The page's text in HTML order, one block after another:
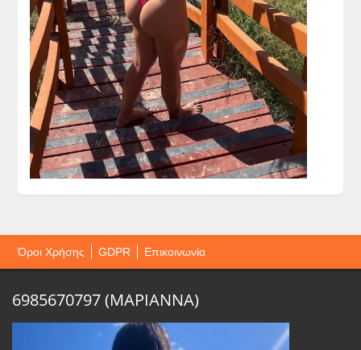
Όροι Χρήσης GDPR Επικοινωνία
6985670797 (ΜΑΡΙΑΝΝΑ)